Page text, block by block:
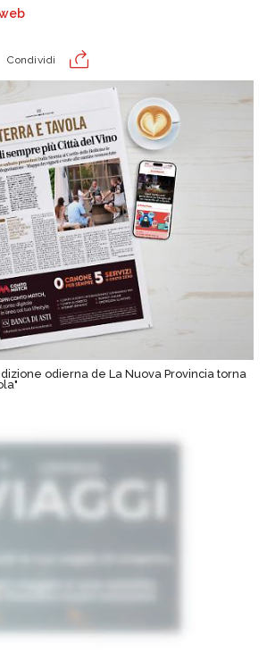
Condividi
odierna de La Nuova Provincia torna